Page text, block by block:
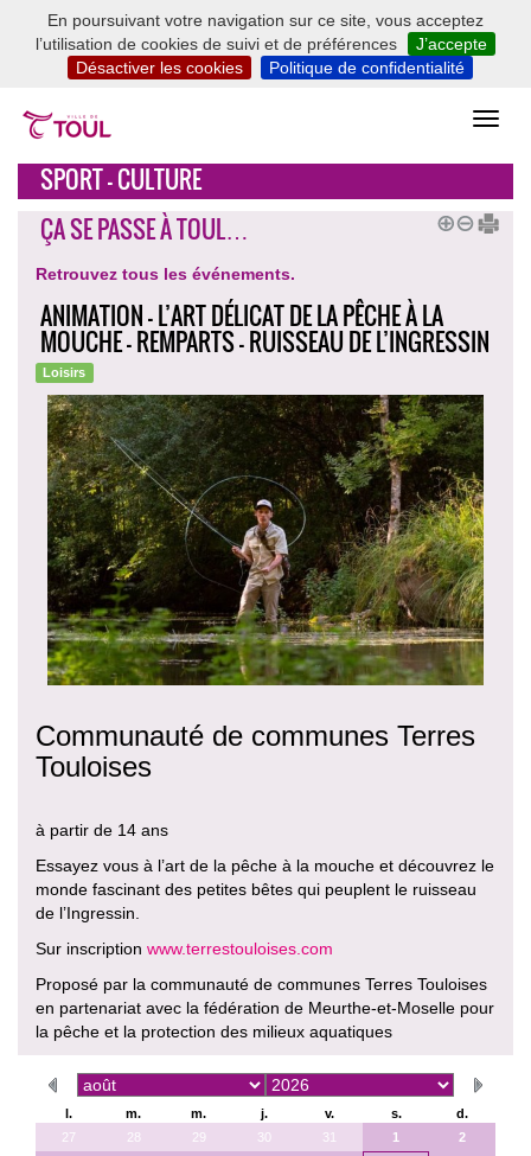
En poursuivant votre navigation sur ce site, vous acceptez
l’utilisation de cookies de suivi et de préférences
J’accepte
Désactiver les cookies
Politique de confidentialité
SPORT - CULTURE
ÇA SE PASSE À TOUL…
Retrouvez tous les événements.
ANIMATION - L’ART DÉLICAT DE LA PÊCHE À LA
MOUCHE - REMPARTS - RUISSEAU DE L’INGRESSIN
Loisirs
Communauté de communes Terres
Touloises
à partir de 14 ans
Essayez vous à l’art de la pêche à la mouche et découvrez le
monde fascinant des petites bêtes qui peuplent le ruisseau
de l’Ingressin.
Sur inscription www.terrestouloises.com
Proposé par la communauté de communes Terres Touloises
en partenariat avec la fédération de Meurthe-et-Moselle pour
la pêche et la protection des milieux aquatiques
l. m. m. j. v. s.
d.
27
28 29 30 31 1
2